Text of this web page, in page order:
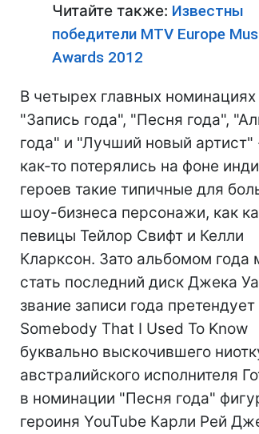
Читайте также: Известны
победители MTV Europe
Awards 2012
В четырех главных
"Запись года", "Песня года",
года" и "Лучший новый
как-то потерялись на фоне
героев такие типичные для
шоу-бизнеса персонажи, как
певицы Тейлор Свифт и Келли
Кларксон. Зато альбомом года
стать последний диск Джека
звание записи года
Somebody That I Used To Know
буквально выскочившего
австралийского исполнителя
в номинации "Песня года"
героиня YouTube Карли Рей